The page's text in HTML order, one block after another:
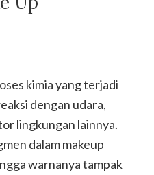
kimia yang terjadi
dengan udara,
lingkungan lainnya.
dalam makeup
warnanya tampak